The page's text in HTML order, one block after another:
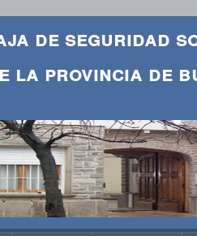
de seguridad
la provincia de